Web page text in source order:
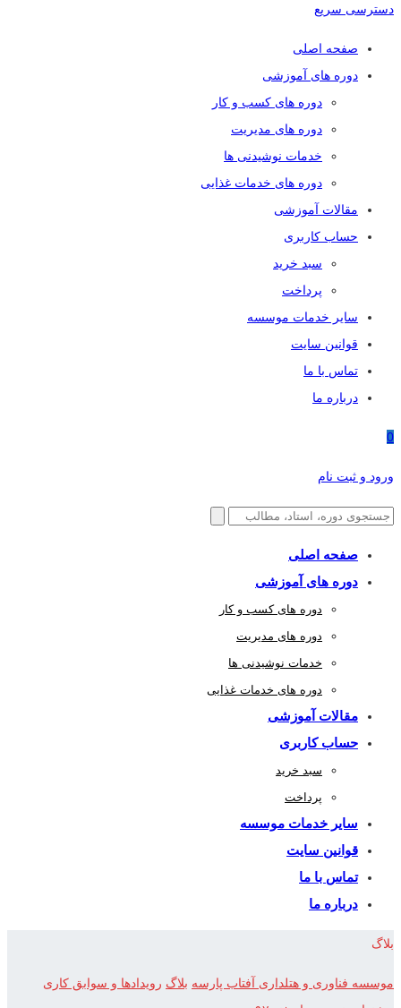
دسترسی سریع
صفحه اصلی
دوره های آموزشی
دوره های کسب و کار
دوره های مدیریت
خدمات نوشیدنی ها
دوره های خدمات غذایی
مقالات آموزشی
حساب کاربری
سبد خرید
پرداخت
سایر خدمات موسسه
قوانین سایت
تماس با ما
درباره ما
0
ورود و ثبت نام
صفحه اصلی
دوره های آموزشی
دوره های کسب و کار
دوره های مدیریت
خدمات نوشیدنی ها
دوره های خدمات غذایی
مقالات آموزشی
حساب کاربری
سبد خرید
پرداخت
سایر خدمات موسسه
قوانین سایت
تماس با ما
درباره ما
بلاگ
موسسه فناوری و هتلداری آفتاب پارسه بلاگ رویدادها و سوابق کاری